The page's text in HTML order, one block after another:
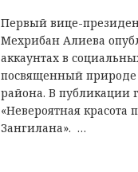
Первый вице-
Мехрибан Алиева
аккаунтах в
посвященный природе
района. В публикации
«Невероятная красота
Зангилана». …